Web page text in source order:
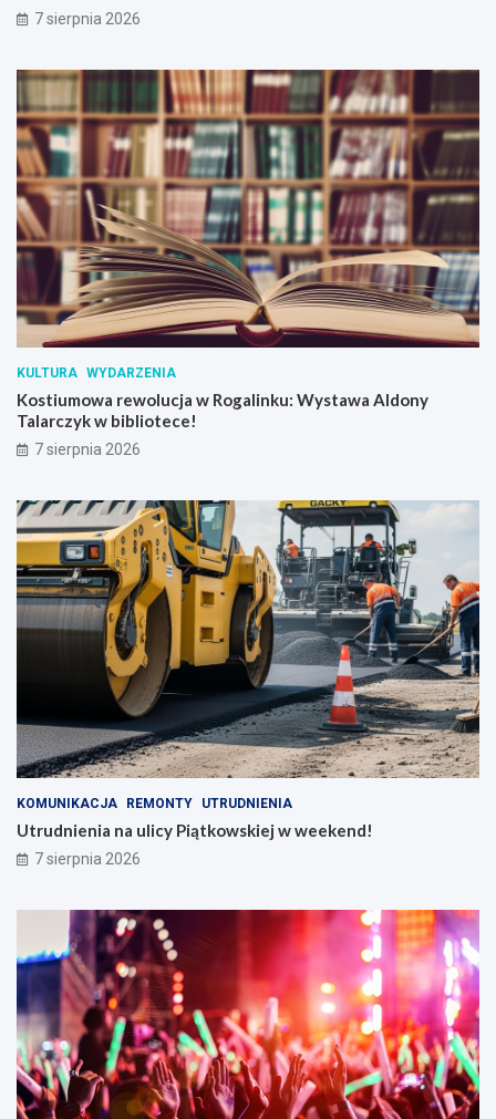
S
m
o
n
i
a
k
a
w
D
w
o
r
k
r
z
y
i
7 sierpnia 2026
KULTURA WYDARZENIA
Kostiumowa rewolucja w Rogalinku: Wystawa Aldony
Talarczyk w bibliotece!
7 sierpnia 2026
KOMUNIKACJA REMONTY UTRUDNIENIA
Utrudnienia na ulicy Piątkowskiej w weekend!
7 sierpnia 2026